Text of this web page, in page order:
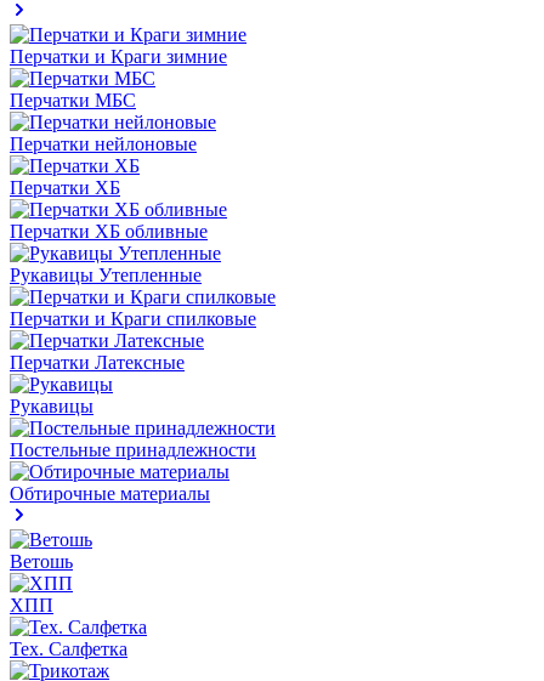
Перчатки и Краги зимние
Перчатки МБС
Перчатки нейлоновые
Перчатки ХБ
Перчатки ХБ обливные
Рукавицы Утепленные
Перчатки и Краги спилковые
Перчатки Латексные
Рукавицы
Постельные принадлежности
Обтирочные материалы
Ветошь
ХПП
Тех. Салфетка